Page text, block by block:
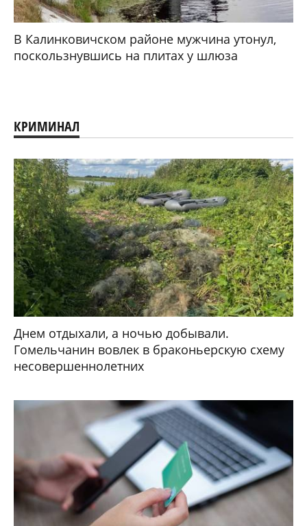
В Калинковичском районе мужчина утонул,
поскользнувшись на плитах у шлюза
КРИМИНАЛ
Днем отдыхали, а ночью добывали.
Гомельчанин вовлек в браконьерскую схему
несовершеннолетних